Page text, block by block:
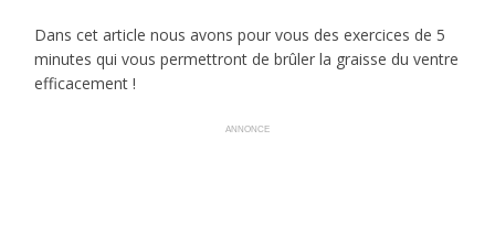
Dans cet article nous avons pour vous des exercices de 5
minutes qui vous permettront de brûler la graisse du ventre
efficacement !
ANNONCE